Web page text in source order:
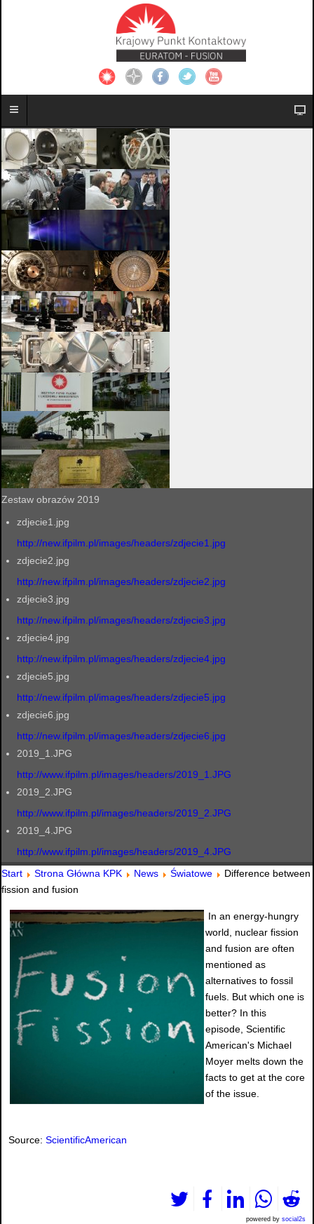
Zestaw obrazów 2019
zdjecie1.jpg
http://new.ifpilm.pl/images/headers/zdjecie1.jpg
zdjecie2.jpg
http://new.ifpilm.pl/images/headers/zdjecie2.jpg
zdjecie3.jpg
http://new.ifpilm.pl/images/headers/zdjecie3.jpg
zdjecie4.jpg
http://new.ifpilm.pl/images/headers/zdjecie4.jpg
zdjecie5.jpg
http://new.ifpilm.pl/images/headers/zdjecie5.jpg
zdjecie6.jpg
http://new.ifpilm.pl/images/headers/zdjecie6.jpg
2019_1.JPG
http://www.ifpilm.pl/images/headers/2019_1.JPG
2019_2.JPG
http://www.ifpilm.pl/images/headers/2019_2.JPG
2019_4.JPG
http://www.ifpilm.pl/images/headers/2019_4.JPG
Start
Strona Główna KPK News Światowe
Difference between
fission and fusion
In an energy-hungry
world, nuclear fission
and fusion are often
mentioned as
alternatives to fossil
fuels. But which one is
better? In this
episode, Scientific
American's Michael
Moyer melts down the
facts to get at the core
of the issue.
Source: ScientificAmerican
powered by social2s